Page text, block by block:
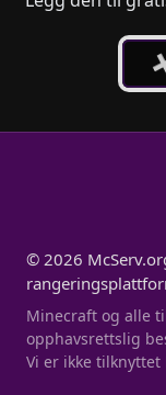
© 2026
Minecraft og alle
opphavsrettslig
Vi er ikke